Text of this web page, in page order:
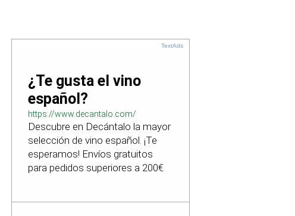
TextAds
¿Te gusta el vino
español?
https://www.decantalo.com/
Descubre en Decántalo la mayor
selección de vino español. ¡Te
esperamos! Envíos gratuitos
para pedidos superiores a 200€